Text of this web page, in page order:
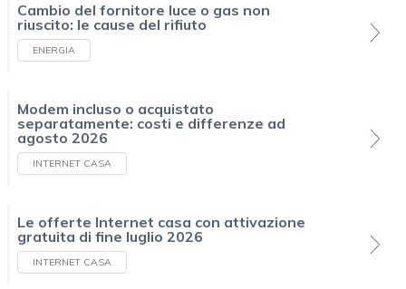
Cambio del fornitore luce o gas non
riuscito: le cause del rifiuto
ENERGIA
Modem incluso o acquistato
separatamente: costi e differenze ad
agosto 2026
INTERNET CASA
Le offerte Internet casa con attivazione
gratuita di fine luglio 2026
INTERNET CASA